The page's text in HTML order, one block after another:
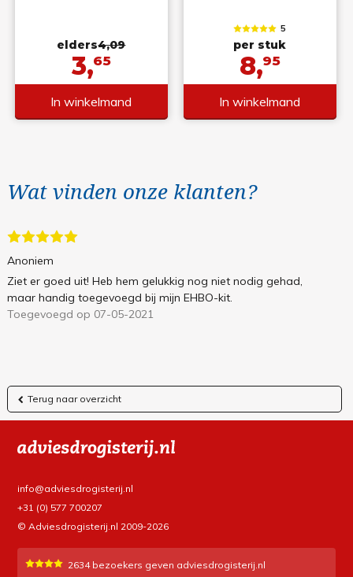
elders4,09
3,65
In winkelmand
5
per stuk
8,95
In winkelmand
Wat vinden onze klanten?
Anoniem
Ziet er goed uit! Heb hem gelukkig nog niet nodig gehad,
maar handig toegevoegd bij mijn EHBO-kit.
Toegevoegd op 07-05-2021
Terug naar overzicht
info@adviesdrogisterij.nl
+31 (0) 577 700207
© Adviesdrogisterij.nl 2009-2026
2634bezoekers geven adviesdrogisterij.nl